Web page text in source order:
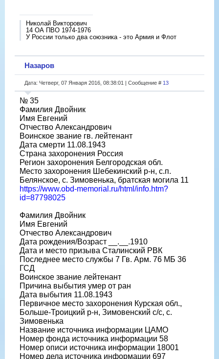
Николай Викторович
14 ОА ПВО 1974-1976
У России только два союзника - это Армия и Флот
Назаров
Дата: Четверг, 07 Января 2016, 08:38:01 | Сообщение # 13
№ 35
Фамилия Двойник
Имя Евгений
Отчество Александрович
Воинское звание гв. лейтенант
Дата смерти 11.08.1943
Страна захоронения Россия
Регион захоронения Белгородская обл.
Место захоронения Шебекинский р-н, с.п.
Белянское, с. Зимовенька, братская могила 11
https://www.obd-memorial.ru/html/info.htm?
id=87798025
Фамилия Двойник
Имя Евгений
Отчество Александрович
Дата рождения/Возраст __.__.1910
Дата и место призыва Сталинский РВК
Последнее место службы 7 Гв. Арм. 76 МБ 36
ГСД
Воинское звание лейтенант
Причина выбытия умер от ран
Дата выбытия 11.08.1943
Первичное место захоронения Курская обл.,
Больше-Троицкий р-н, Зимовенский с/с, с.
Зимовенька
Название источника информации ЦАМО
Номер фонда источника информации 58
Номер описи источника информации 18001
Номер дела источника информации 697